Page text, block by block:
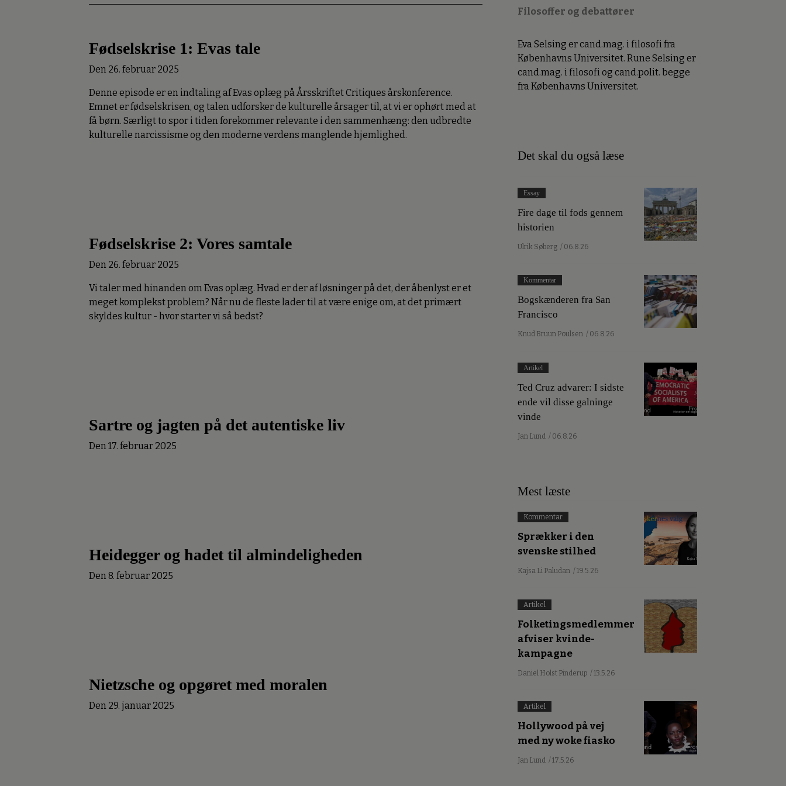
Fødselskrise 1: Evas tale
Den 26. februar 2025
Denne episode er en indtaling af Evas oplæg på Årsskriftet Critiques årskonference.
Emnet er fødselskrisen, og talen udforsker de kulturelle årsager til, at vi er ophørt med at
få børn. Særligt to spor i tiden forekommer relevante i den sammenhæng: den udbredte
kulturelle narcissisme og den moderne verdens manglende hjemlighed.
Fødselskrise 2: Vores samtale
Den 26. februar 2025
Vi taler med hinanden om Evas oplæg. Hvad er der af løsninger på det, der åbenlyst er et
meget komplekst problem? Når nu de fleste lader til at være enige om, at det primært
skyldes kultur - hvor starter vi så bedst?
Sartre og jagten på det autentiske liv
Den 17. februar 2025
Heidegger og hadet til almindeligheden
Den 8. februar 2025
Nietzsche og opgøret med moralen
Den 29. januar 2025
Filosoffer og debattører
Eva Selsing er cand.mag. i filosofi fra
Københavns Universitet. Rune Selsing er
cand.mag. i filosofi og cand.polit. begge
fra Københavns Universitet.
Det skal du også læse
Essay
Fire dage til fods gennem
historien
Ulrik Søberg / 06.8.26
Kommentar
Bogskænderen fra San
Francisco
Knud Bruun Poulsen / 06.8.26
Artikel
Ted Cruz advarer: I sidste
ende vil disse galninge
vinde
Jan Lund / 06.8.26
Mest læste
Kommentar
Sprækker i den
svenske stilhed
Kajsa Li Paludan / 19.5.26
Artikel
Folketingsmedlemmer
afviser kvinde-
kampagne
Daniel Holst Pinderup / 13.5.26
Artikel
Hollywood på vej
med ny woke fiasko
Jan Lund / 17.5.26